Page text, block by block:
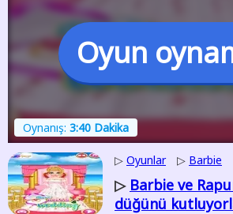
Oyun
Oynanış: 3:40 Dakika
▷ Oyunlar ▷ Barbie
▷ Barbie ve
düğünü